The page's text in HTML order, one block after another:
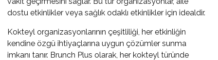
dostu etkinlikler veya sağlık odaklı etkinlikler için idealdir.
Kokteyl organizasyonlarının çeşitliliği, her etkinliğin
kendine özgü ihtiyaçlarına uygun çözümler sunma
imkanı tanır. Brunch Plus olarak, her kokteyl türünde